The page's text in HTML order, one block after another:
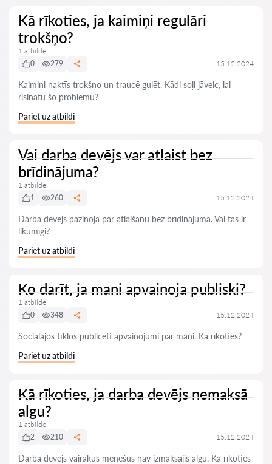
Kā rīkoties, ja kaimiņi regulāri
trokšņo?
1 atbilde
0
279 15.12.2024
Kaimiņi naktīs trokšņo un traucē gulēt. Kādi soļi jāveic, lai
risinātu šo problēmu?
Pāriet uz atbildi
Vai darba devējs var atlaist bez
brīdinājuma?
1 atbilde
1
260 15.12.2024
Darba devējs paziņoja par atlaišanu bez brīdinājuma. Vai tas ir
likumīgi?
Pāriet uz atbildi
Ko darīt, ja mani apvainoja publiski?
1 atbilde
0
348 15.12.2024
Sociālajos tīklos publicēti apvainojumi par mani. Kā rīkoties?
Pāriet uz atbildi
Kā rīkoties, ja darba devējs nemaksā
algu?
1 atbilde
2
210 15.12.2024
Darba devējs vairākus mēnešus nav izmaksājis algu. Kā rīkoties